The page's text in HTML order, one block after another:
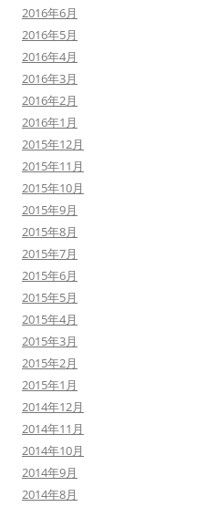
2016年6月
2016年5月
2016年4月
2016年3月
2016年2月
2016年1月
2015年12月
2015年11月
2015年10月
2015年9月
2015年8月
2015年7月
2015年6月
2015年5月
2015年4月
2015年3月
2015年2月
2015年1月
2014年12月
2014年11月
2014年10月
2014年9月
2014年8月